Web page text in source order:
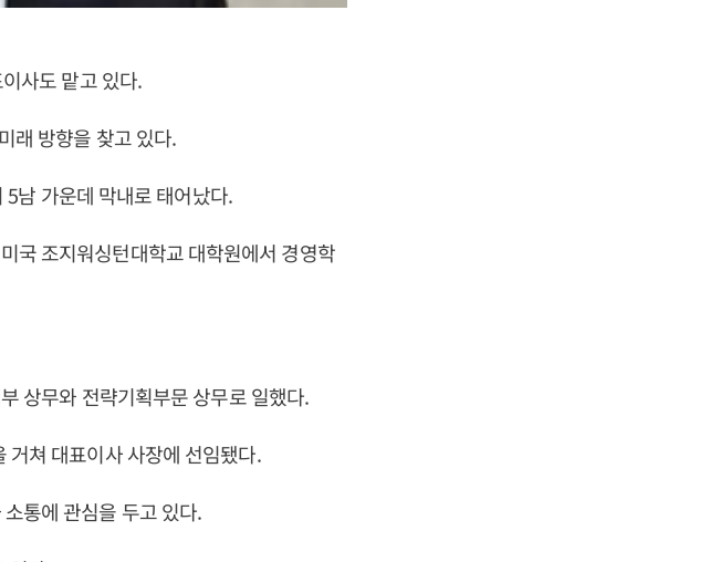
사도 맡고 있다.
래 방향을 찾고 있다.
남 가운데 막내로 태어났다.
국 조지워싱턴대학교 대학원에서 경영학
상무와 전략기획부문 상무로 일했다.
거쳐 대표이사 사장에 선임됐다.
통에 관심을 두고 있다.